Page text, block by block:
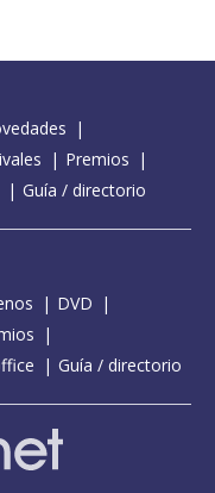
Premios
Guía / directorio
DVD
Guía / directorio